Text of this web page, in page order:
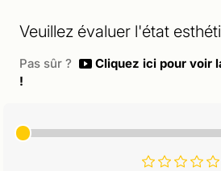
Veuillez évaluer l'état
Pas sûr ?
Cliquez ici pour voir
!